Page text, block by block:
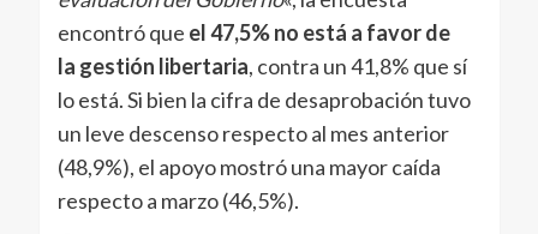
encontró que el 47,5% no está a favor de
la gestión libertaria, contra un 41,8% que sí
lo está. Si bien la cifra de desaprobación tuvo
un leve descenso respecto al mes anterior
(48,9%), el apoyo mostró una mayor caída
respecto a marzo (46,5%).